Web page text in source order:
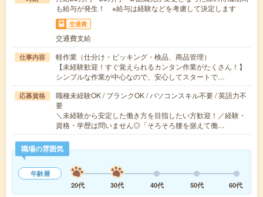
も給与が発生！ ※給与は経験などを考慮して決定します
交通費
交通費支給
仕事内容
軽作業（仕分け・ピッキング・検品、商品管理）
【未経験歓迎！すぐ覚えられるカンタン作業がたくさん！】
シンプルな作業が中心なので、安心してスタートで…
応募資格
職種未経験OK / ブランクOK / パソコンスキル不要 / 英語力不
要
＼未経験から安定した働き方を目指したい方歓迎！／経験・
資格・学歴は問いません◎「そろそろ腰を据えて働…
職場の雰囲気
年齢層
20代
30代 40代 50代 60代